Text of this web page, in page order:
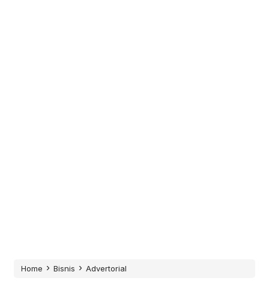
Home › Bisnis › Advertorial